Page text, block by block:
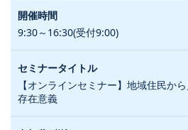
9:30～16:30(受付9:00)
【オンラインセミナー】地域住民か
存在意義